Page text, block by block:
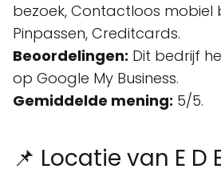
bezoek, Contactloos mobiel
Pinpassen, Creditcards.
Beoordelingen: Dit bedrijf
op Google My Business.
Gemiddelde mening: 5/5.
📌 Locatie van E D